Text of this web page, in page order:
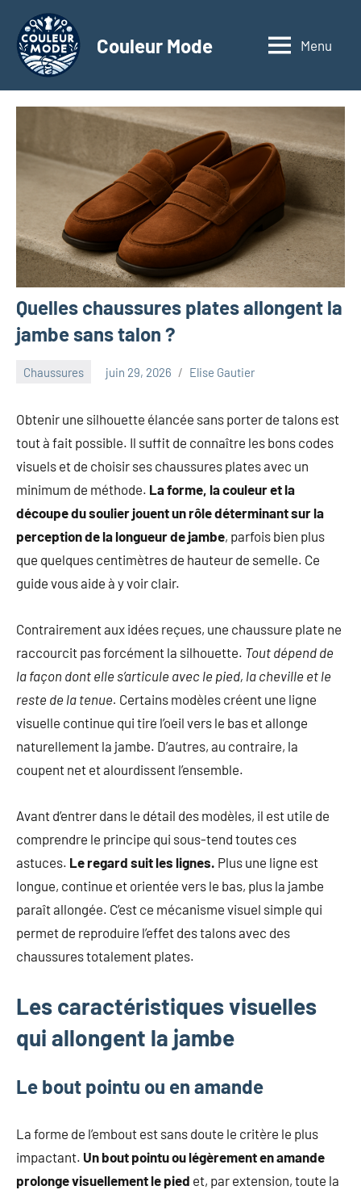
contenu
Couleur Mode
Explorez
monde
des
d'affaires
à
travers
nos
articles
dédiés
aux
matériaux
innovants,
l'entrepreneuriat,
marketing
au
recyclage
dans
aux
événements
clés.
Rejoignez-
des
insights
précieux
mode
non
féminine
plus
Menu
Quelles chaussures plates allongent la
jambe sans talon ?
Chaussures juin 29, 2026 Elise Gautier
Obtenir une silhouette élancée sans porter de talons est
tout à fait possible. Il suffit de connaître les bons codes
visuels et de choisir ses chaussures plates avec un
minimum de méthode. La forme, la couleur et la
découpe du soulier jouent un rôle déterminant sur la
perception de la longueur de jambe, parfois bien plus
que quelques centimètres de hauteur de semelle. Ce
guide vous aide à y voir clair.
Contrairement aux idées reçues, une chaussure plate ne
raccourcit pas forcément la silhouette. Tout dépend de
la façon dont elle s’articule avec le pied, la cheville et le
reste de la tenue. Certains modèles créent une ligne
visuelle continue qui tire l’oeil vers le bas et allonge
naturellement la jambe. D’autres, au contraire, la
coupent net et alourdissent l’ensemble.
Avant d’entrer dans le détail des modèles, il est utile de
comprendre le principe qui sous-tend toutes ces
astuces. Le regard suit les lignes. Plus une ligne est
longue, continue et orientée vers le bas, plus la jambe
paraît allongée. C’est ce mécanisme visuel simple qui
permet de reproduire l’effet des talons avec des
chaussures totalement plates.
Les caractéristiques visuelles
qui allongent la jambe
Le bout pointu ou en amande
La forme de l’embout est sans doute le critère le plus
impactant. Un bout pointu ou légèrement en amande
prolonge visuellement le pied et, par extension, toute la